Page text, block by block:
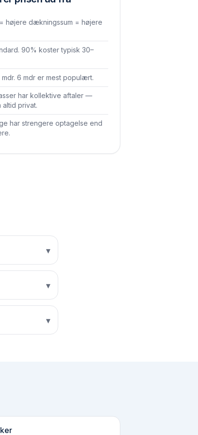
højere dækningssum = højere
90% koster typisk 30–
mdr. 6 mdr er mest populært.
har kollektive aftaler —
altid privat.
har strengere optagelse end
▾
▾
▾